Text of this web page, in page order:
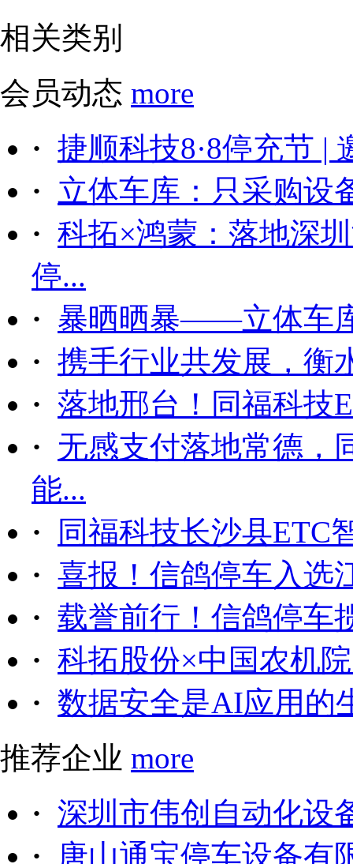
相关类别
会员动态 more
· 捷顺科技8·8停充节 |
· 立体车库：只采购设
· 科拓×鸿蒙：落地深
停...
· 暴晒晒暴——立体车
· 携手行业共发展，衡
· 落地邢台！同福科技
· 无感支付落地常德，
能...
·
同福科技长沙县ETC
· 喜报！信鸽停车入选
· 载誉前行！信鸽停车
· 科拓股份×中国农机
· 数据安全是AI应用的
推荐企业 more
· 深圳市伟创自动化设
·
唐山通宝停车设备有